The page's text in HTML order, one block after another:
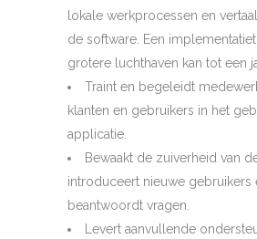
lokale werkprocessen en
de software. Een
grotere luchthaven kan tot een
Traint en begeleidt
klanten en gebruikers in het
applicatie.
Bewaakt de zuiverheid van
introduceert nieuwe gebruikers
beantwoordt vragen.
Levert aanvullende